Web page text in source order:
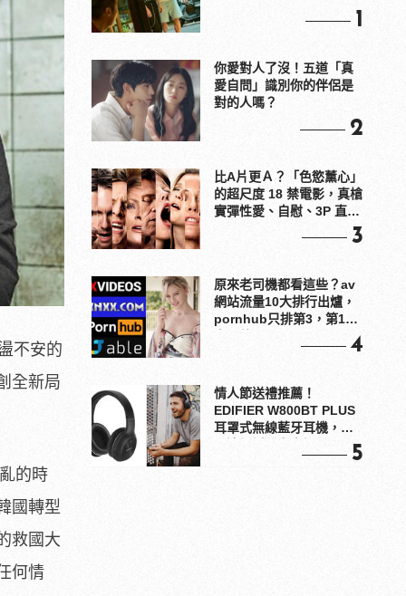
不安的
全新局
的時
國轉型
救國大
何情
1
你愛對人了沒！五道「真
愛自問」識別你的伴侶是
對的人嗎？
2
比A片更Ａ？「色慾薰心」
的超尺度 18 禁電影，真槍
實彈性愛、自慰、3P 直接
3
原來老司機都看這些？av
網站流量10大排行出爐，
pornhub只排第3，第1名
4
情人節送禮推薦！
EDIFIER W800BT PLUS
耳罩式無線藍牙耳機，在
5